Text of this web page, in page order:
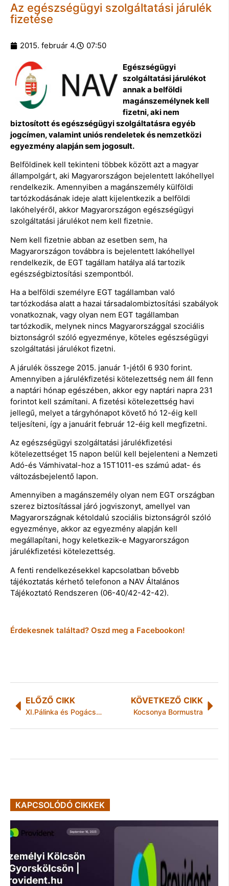
Az egészségügyi szolgáltatási járulék
fizetése
2015. február 4. 07:50
Egészségügyi
szolgáltatási járulékot
annak a belföldi
magánszemélynek kell
fizetni, aki nem
biztosított és egészségügyi szolgáltatásra egyéb
jogcímen, valamint uniós rendeletek és nemzetközi
egyezmény alapján sem jogosult.
Belföldinek kell tekinteni többek között azt a magyar
állampolgárt, aki Magyarországon bejelentett lakóhellyel
rendelkezik. Amennyiben a magánszemély külföldi
tartózkodásának ideje alatt kijelentkezik a belföldi
lakóhelyéről, akkor Magyarországon egészségügyi
szolgáltatási járulékot nem kell fizetnie.
Nem kell fizetnie abban az esetben sem, ha
Magyarországon továbbra is bejelentett lakóhellyel
rendelkezik, de EGT tagállam hatálya alá tartozik
egészségbiztosítási szempontból.
Ha a belföldi személyre EGT tagállamban való
tartózkodása alatt a hazai társadalombiztosítási szabályok
vonatkoznak, vagy olyan nem EGT tagállamban
tartózkodik, melynek nincs Magyarországgal szociális
biztonságról szóló egyezménye, köteles egészségügyi
szolgáltatási járulékot fizetni.
A járulék összege 2015. január 1-jétől 6 930 forint.
Amennyiben a járulékfizetési kötelezettség nem áll fenn
a naptári hónap egészében, akkor egy naptári napra 231
forintot kell számítani. A fizetési kötelezettség havi
jellegű, melyet a tárgyhónapot követő hó 12-éig kell
teljesíteni, így a januárit február 12-éig kell megfizetni.
Az egészségügyi szolgáltatási járulékfizetési
kötelezettséget 15 napon belül kell bejelenteni a Nemzeti
Adó-és Vámhivatal-hoz a 15T1011-es számú adat- és
változásbejelentő lapon.
Amennyiben a magánszemély olyan nem EGT országban
szerez biztosítással járó jogviszonyt, amellyel van
Magyarországnak kétoldalú szociális biztonságról szóló
egyezménye, akkor az egyezmény alapján kell
megállapítani, hogy keletkezik-e Magyarországon
járulékfizetési kötelezettség.
A fenti rendelkezésekkel kapcsolatban bővebb
tájékoztatás kérhető telefonon a NAV Általános
Tájékoztató Rendszeren (06-40/42-42-42).
Érdekesnek találtad? Oszd meg a Facebookon!
ELŐZŐ CIKK
XI.Pálinka és Pogácsaverseny Sajóbábonyban
KÖVETKEZŐ CIKK
Kocsonya Bormustra
KAPCSOLÓDÓ CIKKEK